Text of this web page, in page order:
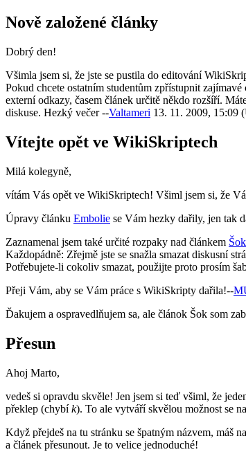
Nově založené články
Dobrý den!
Všimla jsem si, že jste se pustila do editování
Pokud chcete ostatním studentům zpřístupnit
externí odkazy, časem článek určitě někdo rozšíří.
diskuse. Hezký večer --Valtameri 13. 11. 2009, 15:09
Vítejte opět ve WikiSkriptech
Milá kolegyně,
vítám Vás opět ve WikiSkriptech! Všiml jsem si, že
Úpravy článku Embolie se Vám hezky dařily, jen tak
Zaznamenal jsem také určité rozpaky nad článkem Šok
Každopádně: Zřejmě jste se snažla smazat diskusní
Potřebujete-li cokoliv smazat, použijte proto prosím
Přeji Vám, aby se Vám práce s WikiSkripty dařila!--
Ďakujem a ospravedlňujem sa, ale článok Šok som
Přesun
Ahoj Marto,
vedeš si opravdu skvěle! Jen jsem si teď všiml, že
překlep (chybík). To ale vytváří skvělou možnost se
Když přejdeš na tu stránku se špatným názvem,
a článek přesunout. Je to velice jednoduché!